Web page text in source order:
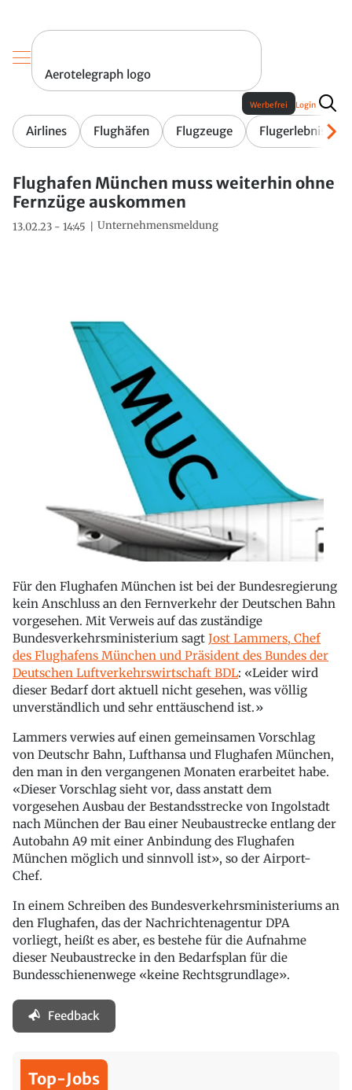
Aerotelegraph logo
Airlines Flughäfen Flugzeuge Flugerlebnis
Werbefrei Login
Flughafen München muss weiterhin ohne
Fernzüge auskommen
13.02.23 - 14:45 Unternehmensmeldung
Für den Flughafen München ist bei der Bundesregierung
kein Anschluss an den Fernverkehr der Deutschen Bahn
vorgesehen. Mit Verweis auf das zuständige
Bundesverkehrsministerium sagt Jost Lammers, Chef
des Flughafens München und Präsident des Bundes der
Deutschen Luftverkehrswirtschaft BDL: «Leider wird
dieser Bedarf dort aktuell nicht gesehen, was völlig
unverständlich und sehr enttäuschend ist.»
Lammers verwies auf einen gemeinsamen Vorschlag
von Deutschr Bahn, Lufthansa und Flughafen München,
den man in den vergangenen Monaten erarbeitet habe.
«Dieser Vorschlag sieht vor, dass anstatt dem
vorgesehen Ausbau der Bestandsstrecke von Ingolstadt
nach München der Bau einer Neubaustrecke entlang der
Autobahn A9 mit einer Anbindung des Flughafen
München möglich und sinnvoll ist», so der Airport-
Chef.
In einem Schreiben des Bundesverkehrsministeriums an
den Flughafen, das der Nachrichtenagentur DPA
vorliegt, heißt es aber, es bestehe für die Aufnahme
dieser Neubaustrecke in den Bedarfsplan für die
Bundesschienenwege «keine Rechtsgrundlage».
Feedback
Top-Jobs